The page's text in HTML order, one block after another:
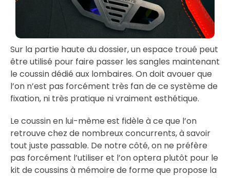
Sur la partie haute du dossier, un espace troué peut
être utilisé pour faire passer les sangles maintenant
le coussin dédié aux lombaires. On doit avouer que
l’on n’est pas forcément très fan de ce système de
fixation, ni très pratique ni vraiment esthétique.
Le coussin en lui-même est fidèle à ce que l’on
retrouve chez de nombreux concurrents, à savoir
tout juste passable. De notre côté, on ne préfère
pas forcément l’utiliser et l’on optera plutôt pour le
kit de coussins à mémoire de forme que propose la